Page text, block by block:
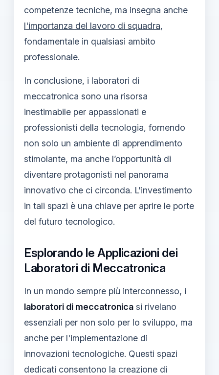
competenze tecniche, ma insegna anche
l'importanza del lavoro di squadra,
fondamentale in qualsiasi ambito
professionale.
In conclusione, i laboratori di
meccatronica sono una risorsa
inestimabile per appassionati e
professionisti della tecnologia, fornendo
non solo un ambiente di apprendimento
stimolante, ma anche l’opportunità di
diventare protagonisti nel panorama
innovativo che ci circonda. L'investimento
in tali spazi è una chiave per aprire le porte
del futuro tecnologico.
Esplorando le Applicazioni dei
Laboratori di Meccatronica
In un mondo sempre più interconnesso, i
laboratori di meccatronica si rivelano
essenziali per non solo per lo sviluppo, ma
anche per l'implementazione di
innovazioni tecnologiche. Questi spazi
dedicati consentono la creazione di